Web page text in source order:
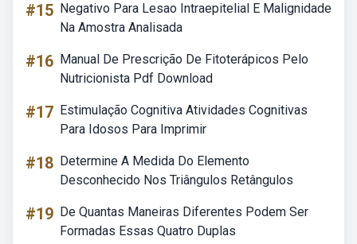
#15 Negativo Para Lesao Intraepitelial E Malignidade
Na Amostra Analisada
#16 Manual De Prescrição De Fitoterápicos Pelo
Nutricionista Pdf Download
#17 Estimulação Cognitiva Atividades Cognitivas
Para Idosos Para Imprimir
#18 Determine A Medida Do Elemento
Desconhecido Nos Triângulos Retângulos
#19 De Quantas Maneiras Diferentes Podem Ser
Formadas Essas Quatro Duplas